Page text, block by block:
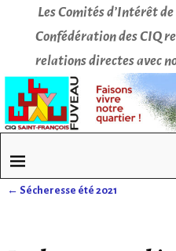
Les Comités d’Intérêt
Confédération des CIQ
relations directes avec
← Sécheresse été 2021